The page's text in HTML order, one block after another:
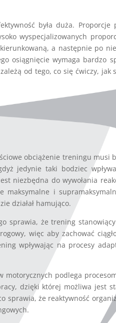
była duża. Proporcje
wyspecjalizowanych
a następnie po
osiągnięcie wymaga bardzo
od tego, co się ćwiczy, jak
obciążenie treningu musi
jedynie taki bodziec
niezbędna do wywołania
i
działał hamująco.
sprawia, że trening
więc aby zachować
wpływając na procesy
podlega
dzięki której możliwa jest
sprawia, że reaktywność